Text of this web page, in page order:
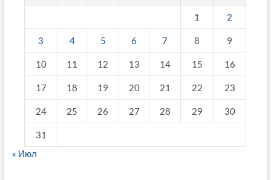
1 2
3 4 5 6 7 8 9
10 11 12 13 14 15 16
17 18 19 20 21 22 23
24 25 26 27 28 29 30
31
« Июл